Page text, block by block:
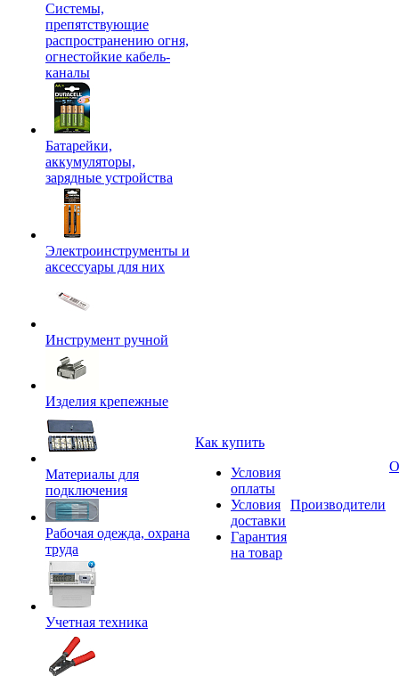
Системы,
препятствующие
распространению огня,
огнестойкие кабель-
каналы
Батарейки,
аккумуляторы,
зарядные устройства
Электроинструменты и
аксессуары для них
Инструмент ручной
Изделия крепежные
Материалы для
подключения
Рабочая одежда, охрана
труда
Учетная техника
Как купить
Условия
оплаты
Условия
доставки
Гарантия
на товар
Производители